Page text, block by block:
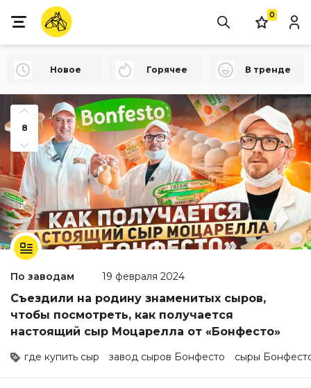
0
Новое Горячее В тренде
8
По заводам 19 февраля 2024
Съездили на родину знаменитых сыров,
чтобы посмотреть, как получается
настоящий сыр Моцарелла от «Бонфесто»
где купить сыр завод сыров Бонфесто сыры